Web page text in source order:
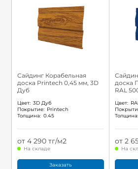
Сайдинг Корабельная
доска Printech 0,45 мм, 3D
Дуб
Цвет: 3D Дуб
Покрытие: Printech
Толщина: 0.45
от 4 290 тг/м2
На складе
Заказать
доска
RAL
Цвет:
Толщина:
от 2
На